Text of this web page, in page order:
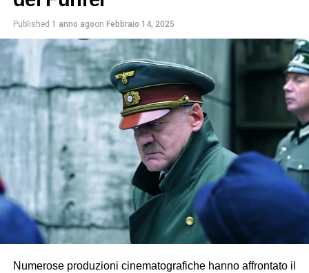
Published 1 anno agoon Febbraio 14, 2025
Numerose produzioni cinematografiche hanno affrontato il